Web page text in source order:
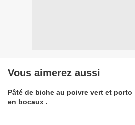
Vous aimerez aussi
Pâté de biche au poivre vert et porto
en bocaux .